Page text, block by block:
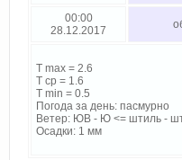
00:00
28.12.2017
T max = 2.6
T cp = 1.6
T min = 0.5
Погода за день: пасмурно
Ветер: ЮВ - Ю <= штиль -
Осадки: 1 мм